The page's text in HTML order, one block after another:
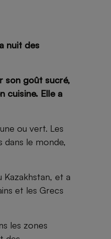
nuit des
son goût sucré,
cuisine. Elle a
ou vert. Les
le monde,
et a
et les Grecs
les zones